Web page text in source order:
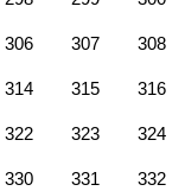
306 307 308
314 315 316
322 323 324
330 331 332